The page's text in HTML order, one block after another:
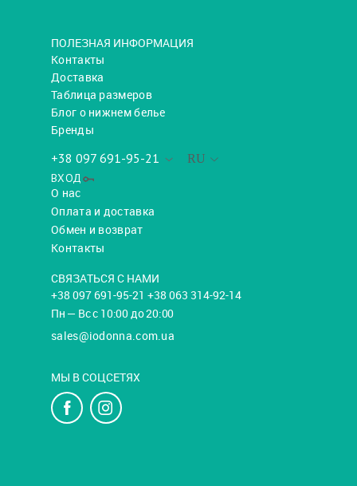
ПОЛЕЗНАЯ ИНФОРМАЦИЯ
Контакты
Доставка
Таблица размеров
Блог о нижнем белье
Бренды
RU
+38 097 691-95-21
ВХОД
О нас
Оплата и доставка
Обмен и возврат
Контакты
СВЯЗАТЬСЯ С НАМИ
+38 097 691-95-21 +38 063 314-92-14
Пн — Вс с 10:00 до 20:00
sales@iodonna.com.ua
МЫ В СОЦСЕТЯХ